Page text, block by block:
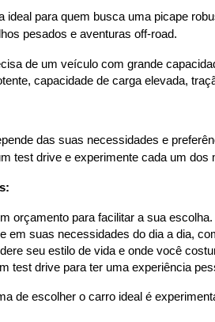
ideal para quem busca uma picape
pesados e aventuras off-road.
de um veículo com grande
capacidade de carga elevada,
das suas necessidades e
test drive e experimente cada um
orçamento para facilitar a sua escolha.
em suas necessidades do dia a dia,
seu estilo de vida e onde você
test drive para ter uma experiência
de escolher o carro ideal é